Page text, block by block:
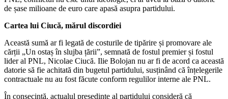
de șase milioane de euro care apasă asupra partidului.
Cartea lui Ciucă, mărul discordiei
Această sumă ar fi legată de costurile de tipărire și promovare ale
cărții „Un ostaș în slujba țării”, semnată de fostul premier și fostul
lider al PNL, Nicolae Ciucă. Ilie Bolojan nu ar fi de acord ca această
datorie să fie achitată din bugetul partidului, susținând că înțelegerile
contractuale nu au fost făcute conform regulilor interne ale PNL.
În consecință, actualul președinte al partidului consideră că